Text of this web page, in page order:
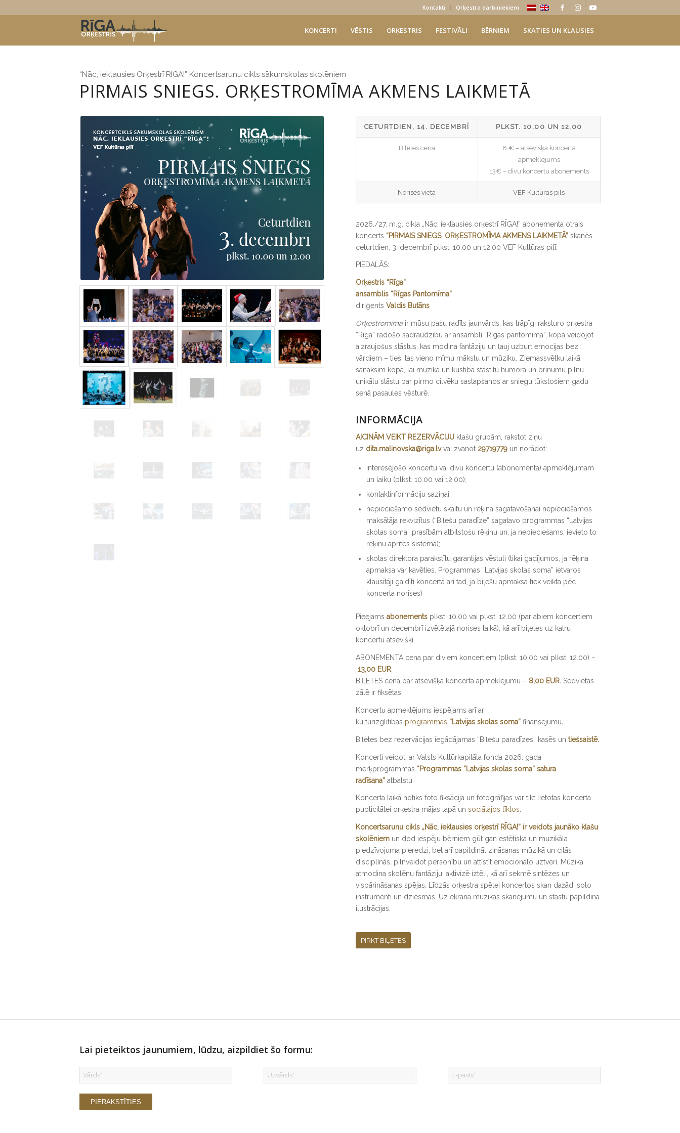
Kontakti Orķestra darbiniekiem
KONCERTI VĒSTIS ORĶESTRIS FESTIVĀLI BĒRNIEM SKATIES UN KLAUSIES
“Nāc, ieklausies Orķestrī RĪGA!” Koncertsarunu cikls sākumskolas skolēniem
PIRMAIS SNIEGS. ORĶESTROMĪMA AKMENS LAIKMETĀ
CETURTDIEN, 14. DECEMBRĪ PLKST. 10.00 UN 12.00
Biļetes cena
8 € – atsevišķa koncerta
apmeklējums
13€ – divu koncertu abonements
Norises vieta VEF Kultūras pils
2026./27. m.g. cikla „Nāc, ieklausies orķestrī RĪGA!” abonementa otrais
koncerts “PIRMAIS SNIEGS. ORĶESTROMĪMA AKMENS LAIKMETĀ”skanēs
ceturtdien, 3. decembrī plkst. 10.00 un 12.00 VEF Kultūras pilī.
PIEDALĀS:
Orķestris “Rīga”
ansamblis “Rīgas Pantomīma”
diriģents Valdis Butāns
Orķestromīmair mūsu pašu radīts jaunvārds, kas trāpīgi raksturo orķestra
“Rīga” radošo sadraudzību ar ansambli “Rīgas pantomīma”, kopā veidojot
aizraujošus stāstus, kas modina fantāziju un ļauj uzburt emocijas bez
vārdiem – tieši tas vieno mīmu mākslu un mūziku. Ziemassvētku laikā
sanāksim kopā, lai mūzikā un kustībā stāstītu humora un brīnumu pilnu
unikālu stāstu par pirmo cilvēku sastapšanos ar sniegu tūkstošiem gadu
senā pasaules vēsturē.
INFORMĀCIJA
AICINĀM VEIKT REZERVĀCIJU klašu grupām, rakstot ziņu
uz dita.malinovska@riga.lvvai zvanot 29719779un norādot:
interesējošo koncertu vai divu koncertu (abonementa) apmeklējumam
un laiku (plkst. 10.00 vai 12.00);
kontaktinformāciju saziņai;
nepieciešamo sēdvietu skaitu un rēķina sagatavošanai nepieciešamos
maksātāja rekvizītus (“Biļešu paradīze” sagatavo programmas “Latvijas
skolas soma” prasībām atbilstošu rēķinu un, ja nepieciešams, ievieto to
rēķinu aprites sistēmā);
skolas direktora parakstītu garantijas vēstuli (tikai gadījumos, ja rēķina
apmaksa var kavēties. Programmas “Latvijas skolas soma” ietvaros
klausītāji gaidīti koncertā arī tad, ja biļešu apmaksa tiek veikta pēc
koncerta norises)
Pieejams abonements plkst. 10.00 vai plkst. 12.00 (par abiem koncertiem
oktobrī un decembrī izvēlētajā norises laikā), kā arī biļetes uz katru
koncertu atsevišķi.
ABONEMENTA cena par diviem koncertiem (plkst. 10.00 vai plkst. 12.00) –
13,00 EUR;
BIĻETES cena par atsevišķa koncerta apmeklējumu – 8,00 EUR. Sēdvietas
zālē ir fiksētas.
Koncertu apmeklējums iespējams arī ar
kultūrizglītības programmas “Latvijas skolas soma” finansējumu.
Biļetes bez rezervācijas iegādājamas “Biļešu paradīzes” kasēs un tiešsaistē.
Koncerti veidoti ar Valsts Kultūrkapitāla fonda 2026. gada
mērķprogrammas “Programmas “Latvijas skolas soma” satura
radīšana”atbalstu.
Koncerta laikā notiks foto fiksācija un fotogrāfijas var tikt lietotas koncerta
publicitātei orķestra mājas lapā un sociālajos tīklos.
Koncertsarunu cikls „Nāc, ieklausies orķestrī RĪGA!” ir veidots jaunāko klašu
skolēniemun dod iespēju bērniem gūt gan estētiska un muzikāla
piedzīvojuma pieredzi, bet arī papildināt zināšanas mūzikā un citās
disciplīnās, pilnveidot personību un attīstīt emocionālo uztveri. Mūzika
atmodina skolēnu fantāziju, aktivizē iztēli, kā arī sekmē sintēzes un
vispārināšanas spējas. Līdzās orķestra spēlei koncertos skan dažādi solo
instrumenti un dziesmas. Uz ekrāna mūzikas skanējumu un stāstu papildina
ilustrācijas.
PIRKT BIĻETES
Lai pieteiktos jaunumiem, lūdzu, aizpildiet šo formu: